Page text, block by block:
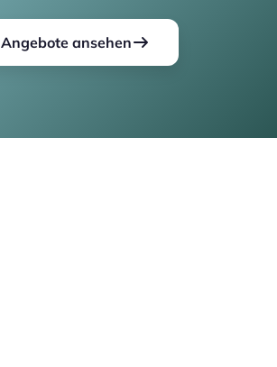
Angebote ansehen